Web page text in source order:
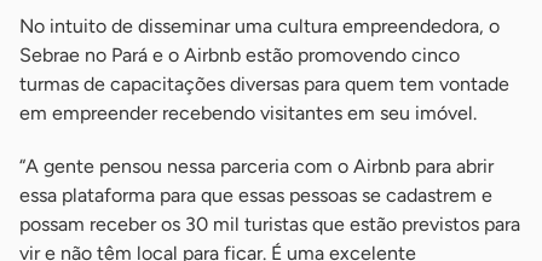
No intuito de disseminar uma cultura empreendedora, o
Sebrae no Pará e o Airbnb estão promovendo cinco
turmas de capacitações diversas para quem tem vontade
em empreender recebendo visitantes em seu imóvel.
“A gente pensou nessa parceria com o Airbnb para abrir
essa plataforma para que essas pessoas se cadastrem e
possam receber os 30 mil turistas que estão previstos para
vir e não têm local para ficar. É uma excelente